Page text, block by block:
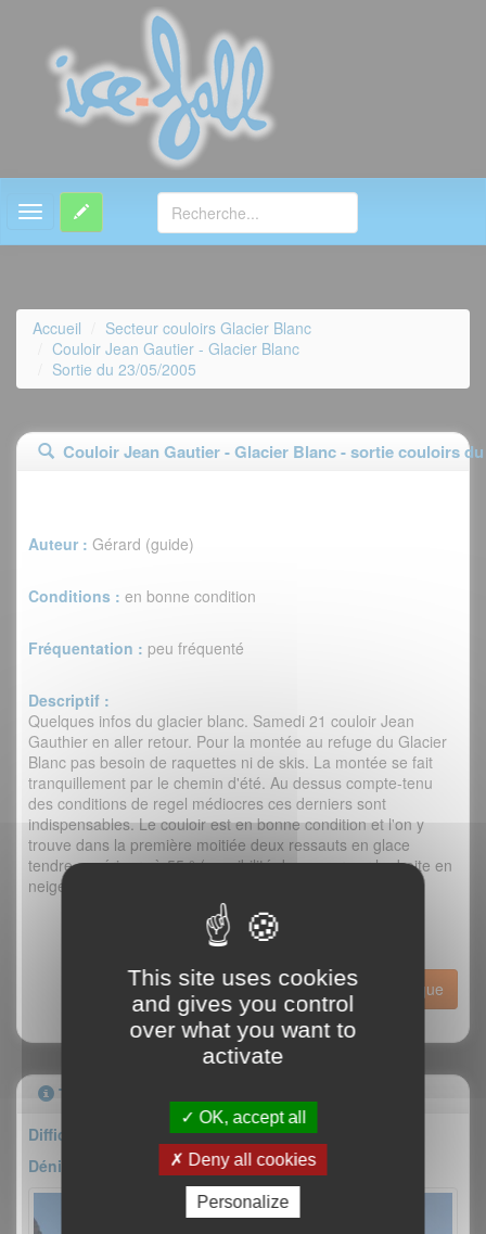
MENU
Accueil
Secteur couloirs Glacier Blanc
Couloir Jean Gautier - Glacier Blanc
Sortie du 23/05/2005
Couloir Jean Gautier - Glacier Blanc - sortie couloirs du
Auteur : Gérard (guide)
Conditions : en bonne condition
Fréquentation : peu fréquenté
Descriptif :
Quelques infos du glacier blanc. Samedi 21 couloir Jean
Gauthier en aller retour. Pour la montée au refuge du Glacier
Blanc pas besoin de raquettes ni de skis. La montée se fait
tranquillement par le chemin d'été. Au dessus compte-tenu
des conditions de regel médiocres ces derniers sont
indispensables. Le couloir est en bonne condition et l'on y
trouve dans la première moitiée deux ressauts en glace
tendre supérieurs à 55 ° (possibilité de passer sur la droite en
neige mais moins sympa) et le reste est tout en neige.
Historique
Topo
Difficulté : AD-
Dénivelé : 200m
This site uses cookies
and gives you control
over what you want to
activate
OK, accept all
Deny all cookies
Personalize